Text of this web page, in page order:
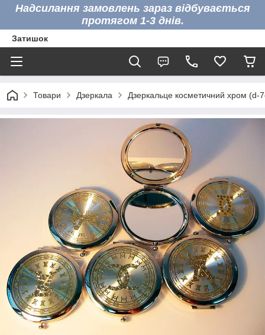
Надсилання замовлень зараз відбувається
протягом 1-3 днів.
Затишок
Товари Дзеркала Дзеркальце косметичний хром (d-